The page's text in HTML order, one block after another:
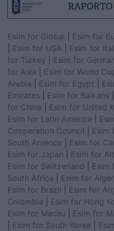
Esim for Global Esim for
Esim for USA Esim for
for Turkey
Esim for
for Asia
Esim for World
Arabia
Esim for Egypt
Emirates
Esim for Balkans
for China
Esim for United
Esim for Latin America
Cooperation Council
Esim
South America
Esim for
Esim for Japan
Esim for
Esim for Switzerland
Esim
South Africa
Esim for
Esim for Brazil
Esim for
Colombia
Esim for Hong
Esim for Macau
Esim for
Esim for South Korea